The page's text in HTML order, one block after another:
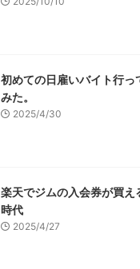
初めての日雇いバイト行っ
みた。
2025/4/30
楽天でジムの入会券が買え
時代
2025/4/27